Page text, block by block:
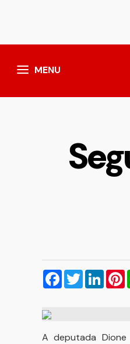
MENU
Facebook
Twitter
A deputada